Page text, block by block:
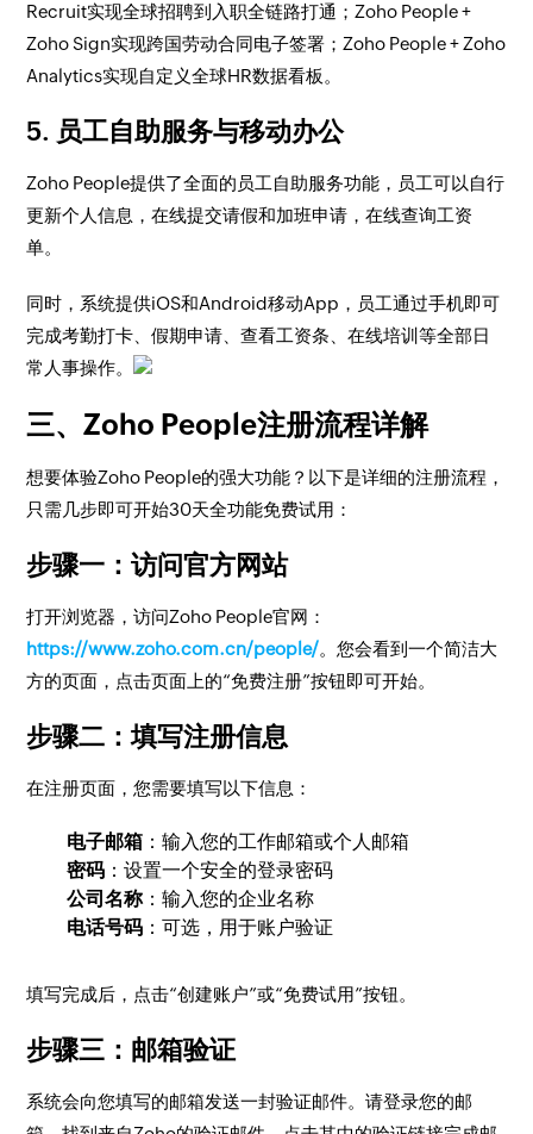
Recruit实现全球招聘到入职全链路打通；Zoho People +
Zoho Sign实现跨国劳动合同电子签署；Zoho People + Zoho
Analytics实现自定义全球HR数据看板。
5. 员工自助服务与移动办公
Zoho People提供了全面的员工自助服务功能，员工可以自行
更新个人信息，在线提交请假和加班申请，在线查询工资
单。
同时，系统提供iOS和Android移动App，员工通过手机即可
完成考勤打卡、假期申请、查看工资条、在线培训等全部日
常人事操作。
三、Zoho People注册流程详解
想要体验Zoho People的强大功能？以下是详细的注册流程，
只需几步即可开始30天全功能免费试用：
步骤一：访问官方网站
打开浏览器，访问Zoho People官网：
https://www.zoho.com.cn/people/。您会看到一个简洁大
方的页面，点击页面上的“免费注册”按钮即可开始。
步骤二：填写注册信息
在注册页面，您需要填写以下信息：
电子邮箱 ：输入您的工作邮箱或个人邮箱
密码 ：设置一个安全的登录密码
公司名称：输入您的企业名称
电话号码 ：可选，用于账户验证
填写完成后，点击“创建账户”或“免费试用”按钮。
步骤三：邮箱验证
系统会向您填写的邮箱发送一封验证邮件。请登录您的邮